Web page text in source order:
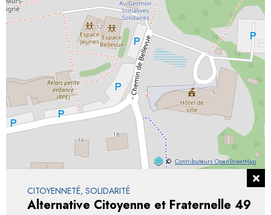
© Contributeurs OpenStreetMap
CITOYENNETÉ, SOLIDARITÉ
Alternative Citoyenne et Fraternelle 49